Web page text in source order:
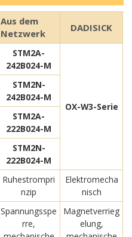
Aus dem
Netzwerk
DADISICK
STM2A-
242B024-M
OX-W3-Serie
STM2N-
242B024-M
STM2A-
222B024-M
STM2N-
222B024-M
Ruhestrompri
nzip
Elektromecha
nisch
Spannungsspe
rre,
Magnetverrieg
elung,